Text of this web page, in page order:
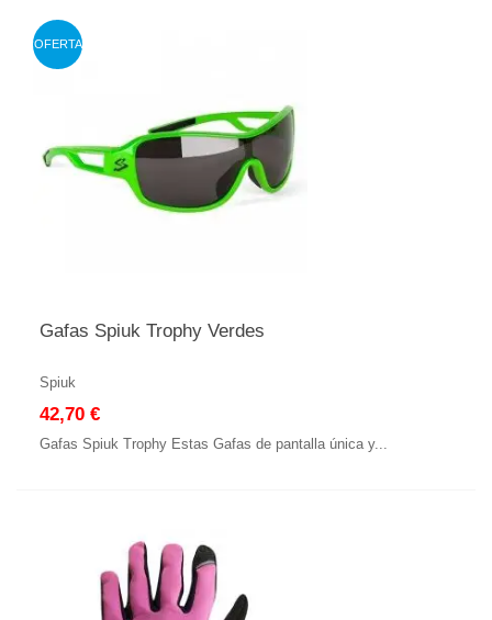
OFERTA
Gafas Spiuk Trophy Verdes
Spiuk
42,70 €
Gafas Spiuk Trophy Estas Gafas de pantalla única y...